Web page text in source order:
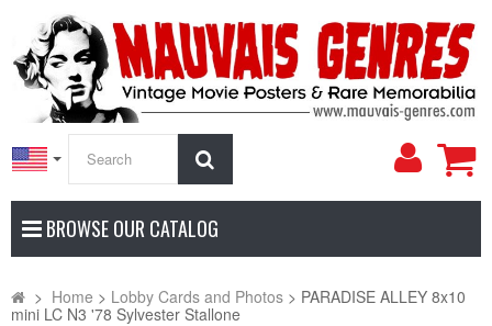
My
BROWSE OUR CATALOG
> Home > Lobby Cards and Photos > PARADISE ALLEY 8x10
mini LC N3 '78 Sylvester Stallone